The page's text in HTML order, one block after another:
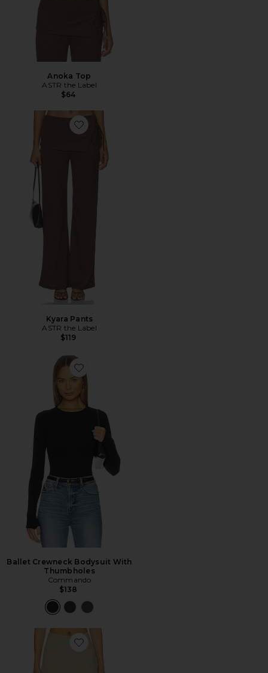
Anoka Top
ASTR the Label
$64
Favorite Kyara Pants
Kyara Pants
ASTR the Label
$119
Favorite Ballet Crewneck Bodysuit With Thumbholes
Ballet Crewneck Bodysuit With
Thumbholes
Commando
$138
Favorite Dorothea Short